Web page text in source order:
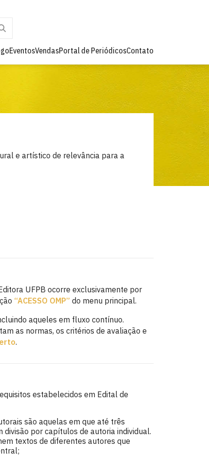
EventosVendasPortal de PeriódicosContato
e artístico de relevância para a
UFPB ocorre exclusivamente por
“ACESSO OMP” do menu principal.
aqueles em fluxo contínuo.
as normas, os critérios de avaliação e
.
estabelecidos em Edital de
são aquelas em que até três
por capítulos de autoria individual.
textos de diferentes autores que